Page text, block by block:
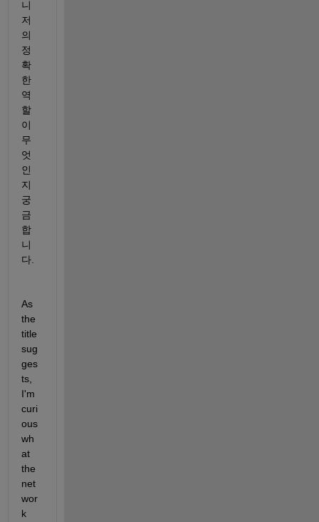
니
저
의
정
확
한
역
할
이
무
엇
인
지
궁
금
합
니
다.
As
the
title
sug
ges
ts,
I'm
curi
ous
wh
at
the
net
wor
k